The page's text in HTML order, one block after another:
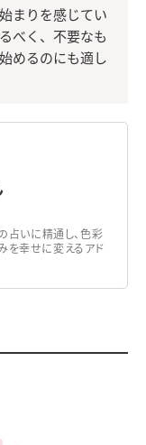
まりを感じてい
べく、不要なも
めるのにも適し
占いに精通し、色彩
幸せに変えるアド